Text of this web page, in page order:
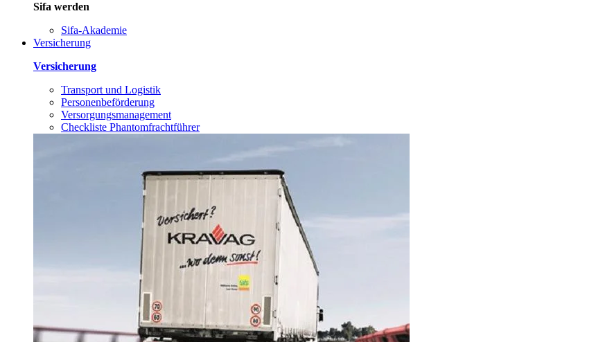
Sifa werden
Sifa-Akademie
Versicherung
Versicherung
Transport und Logistik
Personenbeförderung
Versorgungsmanagement
Checkliste Phantomfrachtführer